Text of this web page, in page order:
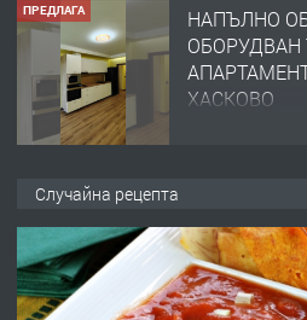
ПРЕДЛАГА
НАПЪЛНО
ОБОРУДВАН
ХАСКОВО
Случайна рецепта